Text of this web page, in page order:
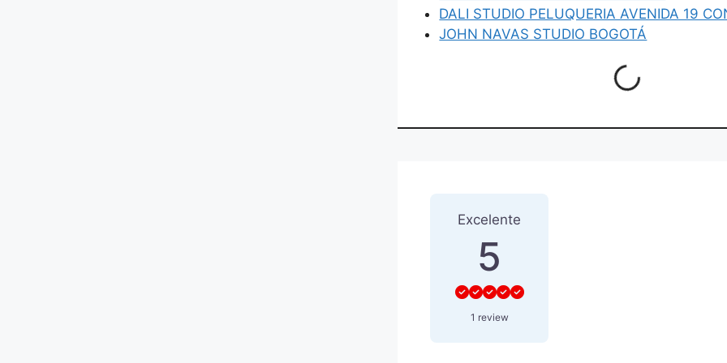
DALI STUDIO PELUQUERIA AVENIDA 19
JOHN NAVAS STUDIO BOGOTÁ
Loading...
Excelente
5
1 review